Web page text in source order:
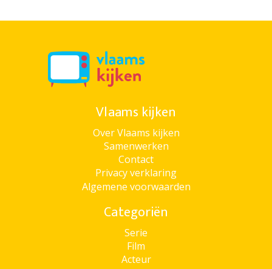
Vlaams kijken
Over Vlaams kijken
Samenwerken
Contact
Privacy verklaring
Algemene voorwaarden
Categoriën
Serie
Film
Acteur